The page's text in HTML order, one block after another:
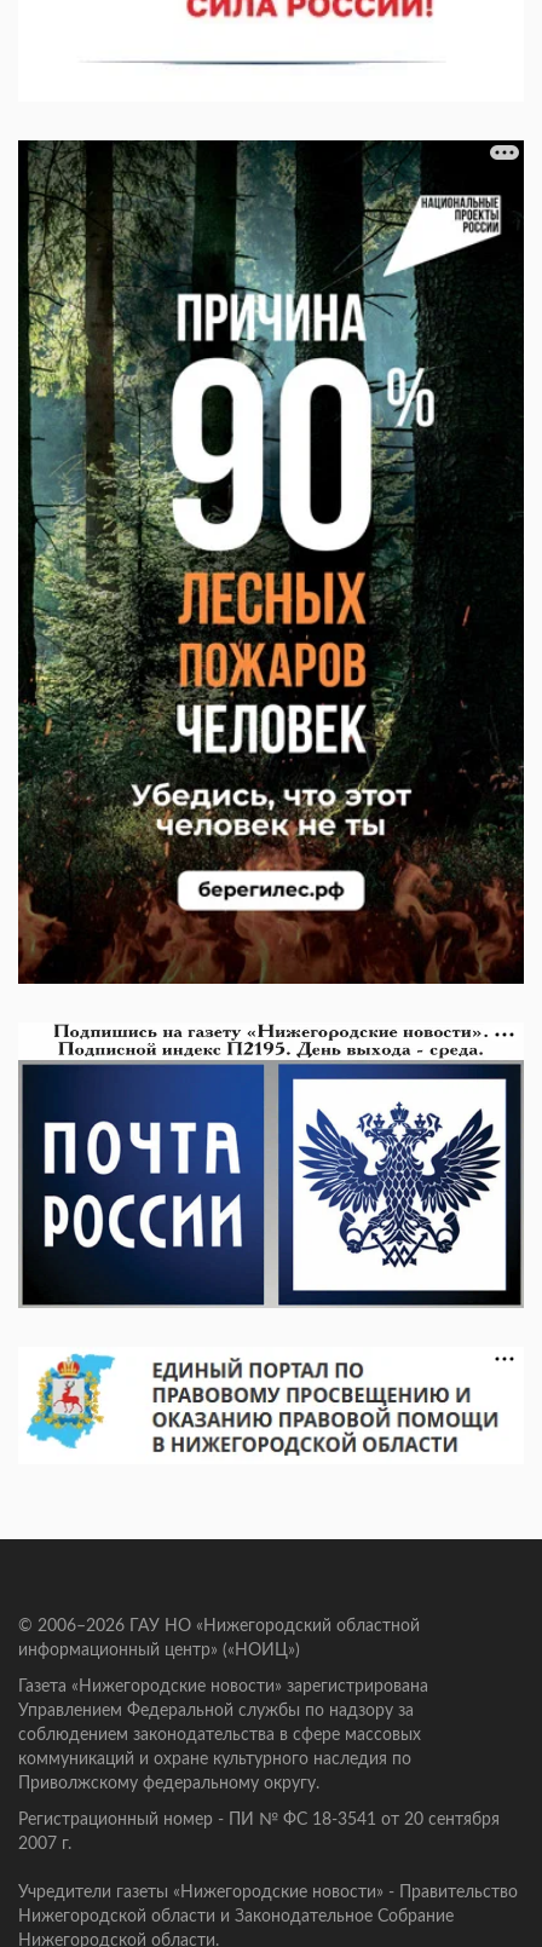
© 2006–2026 ГАУ НО «Нижегородский областной
информационный центр» («НОИЦ»)
Газета «Нижегородские новости» зарегистрирована
Управлением Федеральной службы по надзору за
соблюдением законодательства в сфере массовых
коммуникаций и охране культурного наследия по
Приволжскому федеральному округу.
Регистрационный номер - ПИ № ФС 18-3541 от 20 сентября
2007 г.
Учредители газеты «Нижегородские новости» - Правительство
Нижегородской области и Законодательное Собрание
Нижегородской области.